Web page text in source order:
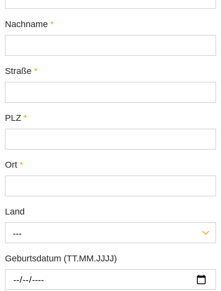
Nachname *
Straße *
PLZ *
Ort *
Land
---
Geburtsdatum (TT.MM.JJJJ)